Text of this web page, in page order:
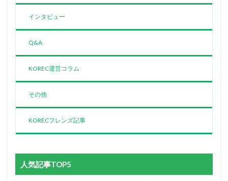
インタビュー
Q&A
KOREC運営コラム
その他
KORECフレンズ記事
人気記事TOP5